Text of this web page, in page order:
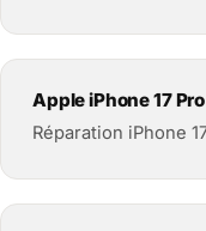
Apple iPhone 17 Pro
Réparation iPhone